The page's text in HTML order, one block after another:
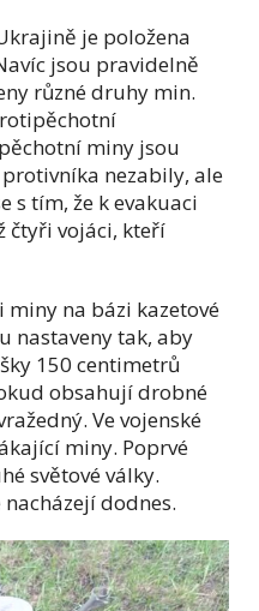
je položena
jsou pravidelně
různé druhy min.
miny jsou
nezabily, ale
s tím, že k evakuaci
čtyři vojáci, kteří
na bázi kazetové
nastaveny tak, aby
150 centimetrů
obsahují drobné
Ve vojenské
miny. Poprvé
světové války.
dodnes.